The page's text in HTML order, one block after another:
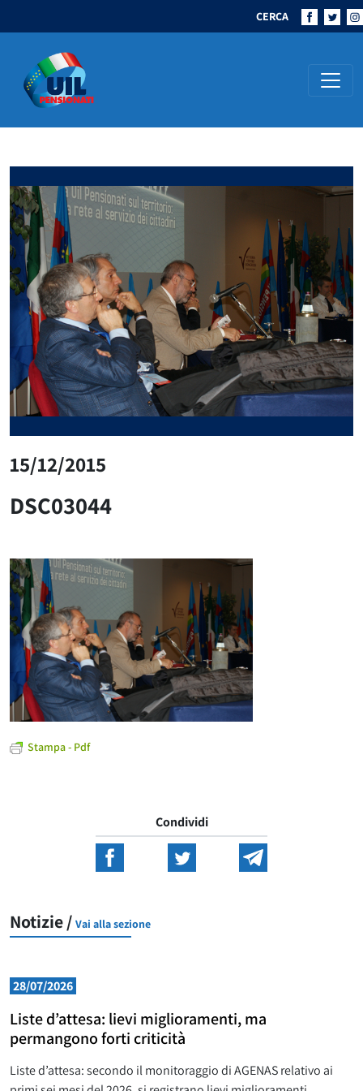
CERCA
Navigazione principale
15/12/2015
DSC03044
Stampa - Pdf
Condividi
Notizie / Vai alla sezione
28/07/2026
Liste d’attesa: lievi miglioramenti, ma
permangono forti criticità
Liste d’attesa: secondo il monitoraggio di AGENAS relativo ai